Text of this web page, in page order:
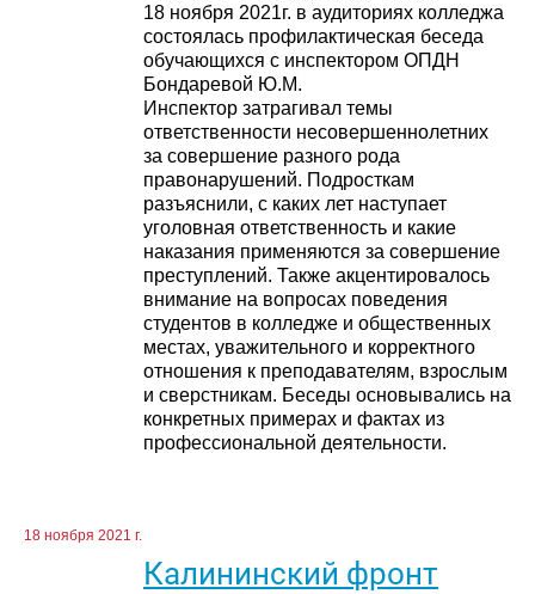
18 ноября 2021г. в аудиториях колледжа
состоялась профилактическая беседа
обучающихся с инспектором ОПДН
Бондаревой Ю.М.
Инспектор затрагивал темы
ответственности несовершеннолетних
за совершение разного рода
правонарушений. Подросткам
разъяснили, с каких лет наступает
уголовная ответственность и какие
наказания применяются за совершение
преступлений. Также акцентировалось
внимание на вопросах поведения
студентов в колледже и общественных
местах, уважительного и корректного
отношения к преподавателям, взрослым
и сверстникам. Беседы основывались на
конкретных примерах и фактах из
профессиональной деятельности.
18 ноября 2021 г.
Калининский фронт